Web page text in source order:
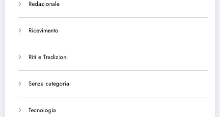
Redazionale
Ricevimento
Riti e Tradizioni
Senza categoria
Tecnologia